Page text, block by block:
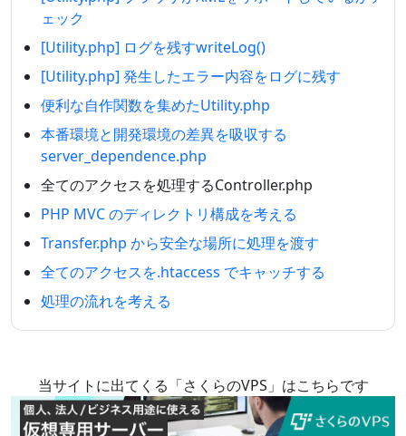
ェック
[Utility.php] ログを残すwriteLog()
[Utility.php] 発生したエラー内容をログに残す
便利な自作関数を集めたUtility.php
本番環境と開発環境の差異を吸収する
server_dependence.php
全てのアクセスを処理するController.php
PHP MVC のディレクトリ構成を考える
Transfer.php から安全な場所に処理を渡す
全てのアクセスを.htaccess でキャッチする
処理の流れを考える
当サイトに出てくる「さくらのVPS」はこちらです